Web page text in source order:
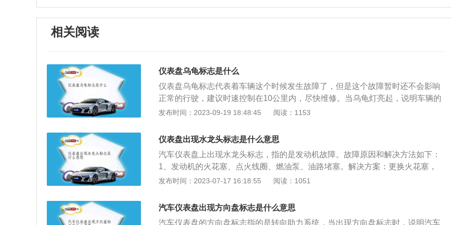
相关阅读
仪表盘乌龟标志是什么
仪表盘乌龟标志代表着车辆这个时候发生故障了，但是这个故障暂时还不会影响
正常的行驶，建议时速控制在10公里内，尽快维修。当乌龟灯亮起，说明车辆的
动力系统工作不正常，以下是具体介绍：1、乌龟灯大部分出现在电动车上，在
起，说明车辆的动力系统工作不正常，但还可以维持低速行驶，司机可以利用这
段时间行驶到修理厂或安全停车的地方。以下是关于故障类指示灯的介绍：1.故
障类指示灯：包括发动机（排气系统）故障灯、机油系统故障灯、电瓶及发电系
统故障灯等。2.这些故障类指示灯平时很少亮，但只要亮，就表示车辆已经出现
故障或异常，小则影响行车安全，大则有可能损坏车辆，需要立即进行检修，或
发布时间：2023-09-19 18:48:45 阅读：1153
仪表盘出现水龙头标志是什么意思
汽车仪表盘上出现水龙头标志，指的是发动机故障。故障原因和解决方法如下：
1、发动机的火花塞、点火线圈、燃油泵、油路堵塞。解决方案：更换火花塞，
建议去4s店进行维修。2、水温、曲轴位置、空气流量、进气温度、氧传感器接
损，导致故障灯亮起。解决方案：更换汽油，更换车辆损坏的配件，马上清洗汽
车辆供油系统。4、过多的积碳会导致发动机设计参数的改变。解决方案：准备
发布时间：2023-07-17 16:18:55 阅读：1051
汽车仪表盘出现方向盘标志是什么意思
汽车仪表盘的方向盘标志指的是转向助力系统，当出现方向盘标志时，说明汽车